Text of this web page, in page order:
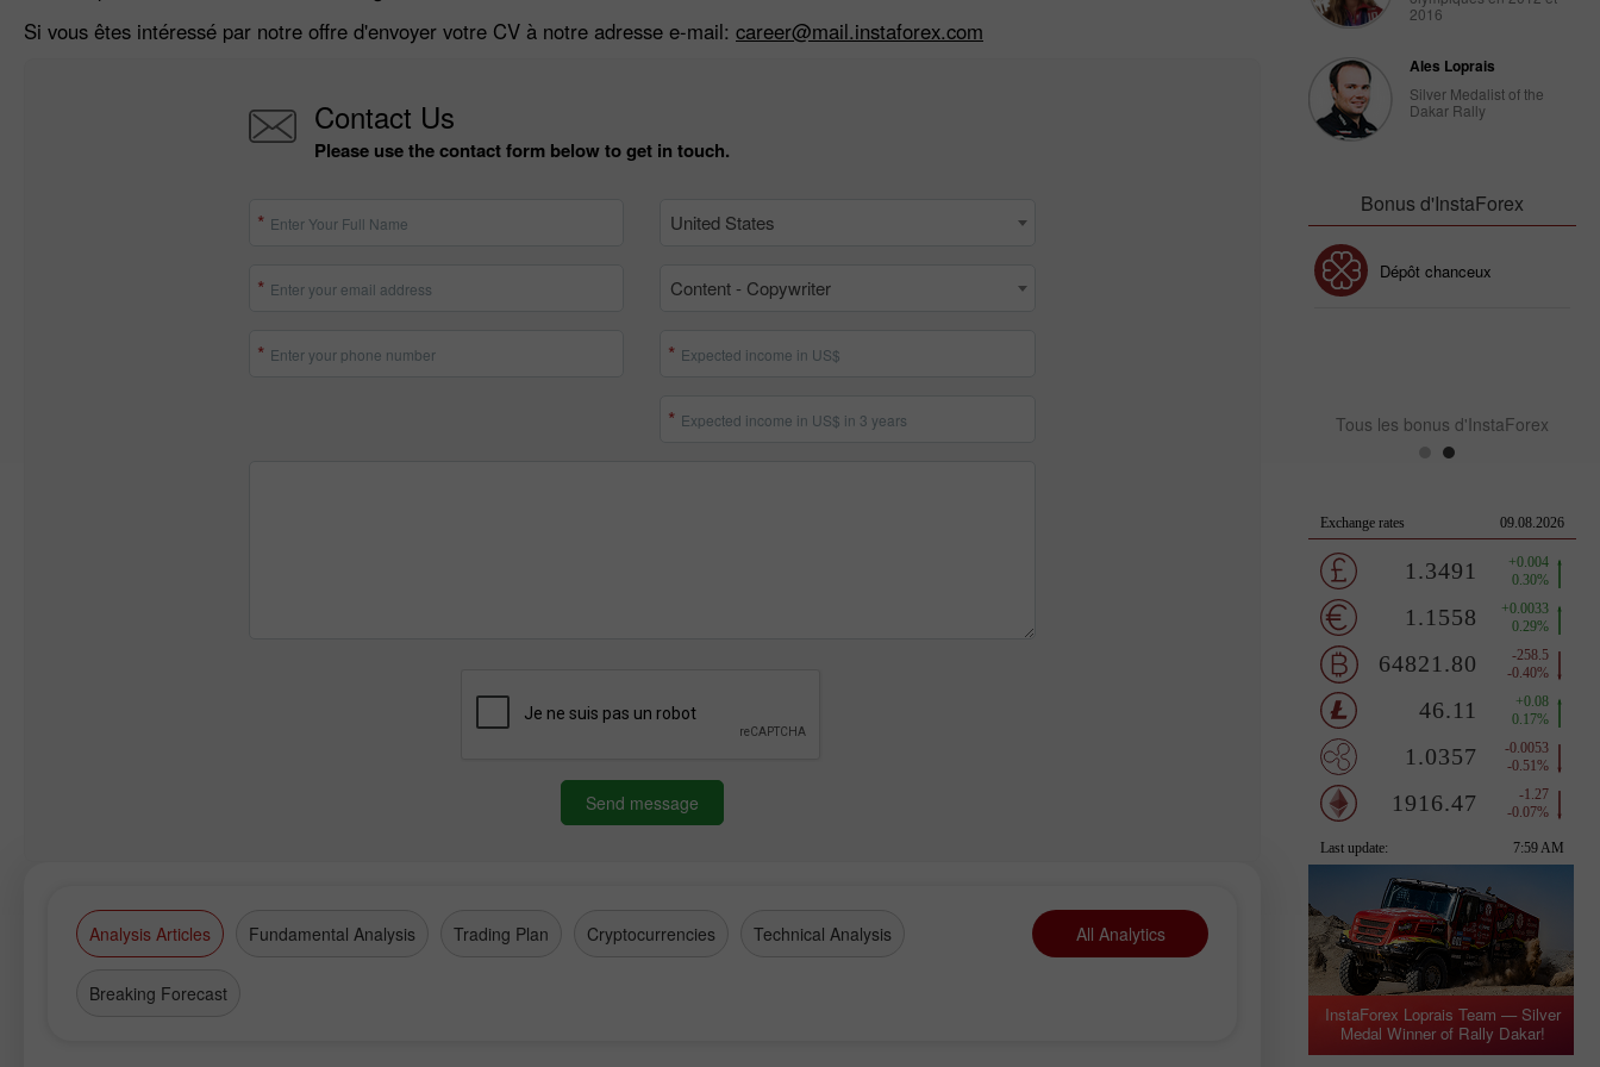
Si vous êtes intéressé par notre offre d'envoyer votre CV à notre adresse e-mail: career@mail.instaforex.com
Contact Us
Please use the contact form below to get in touch.
Enter Your Full Name
Enter your email address
Enter your phone number
United States
Content - Copywriter
Expected income in US$
Expected income in US$ in 3 years
Send message
Analysis Articles Fundamental Analysis Trading Plan Cryptocurrencies Technical Analysis
Breaking Forecast
All Analytics
2016
Ales Loprais
Silver Medalist of the
Dakar Rally
Bonus d'InstaForex
Bonus de Club InstaForex
Dépôt chanceux
Tous les bonus d'InstaForex
InstaForex Loprais Team — Silver
Medal Winner of Rally Dakar!